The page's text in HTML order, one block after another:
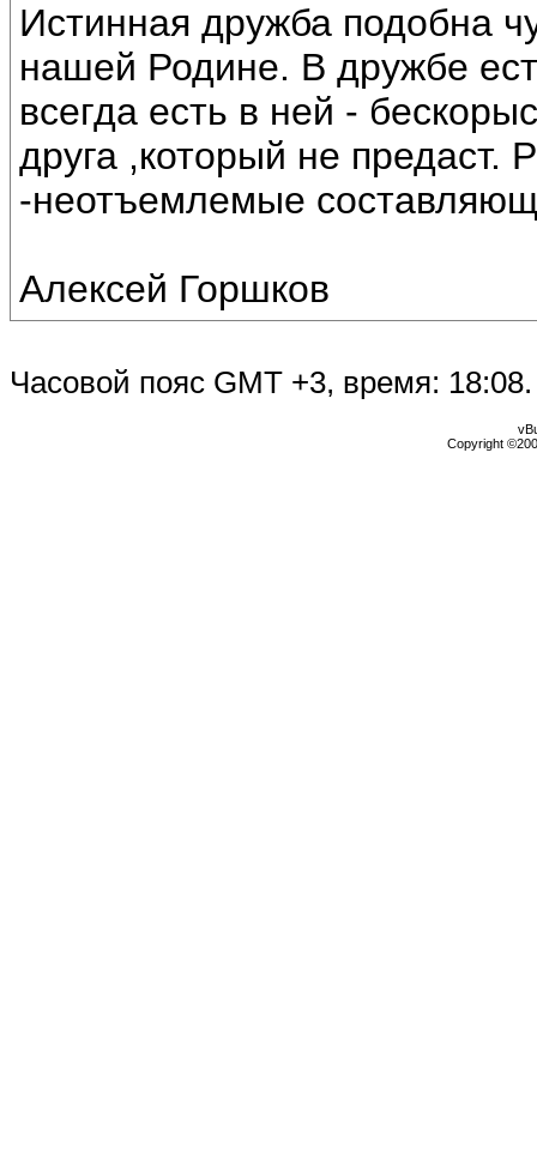
Истинная дружба подобна
нашей Родине. В дружбе
всегда есть в ней -
друга ,который не предаст.
-неотъемлемые
Алексей Горшков
Часовой пояс GMT +3, время: 18:08.
Copyright